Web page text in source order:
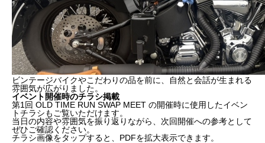
ビンテージバイクやこだわりの品を前に、自然と会話が生まれる
雰囲気が広がりました。
イベント開催時のチラシ掲載
第1回 OLD TIME RUN SWAP MEET の開催時に使用したイベン
トチラシもご覧いただけます。
当日の内容や雰囲気を振り返りながら、次回開催への参考として
ぜひご確認ください。
チラシ画像をタップすると、PDFを拡大表示できます。